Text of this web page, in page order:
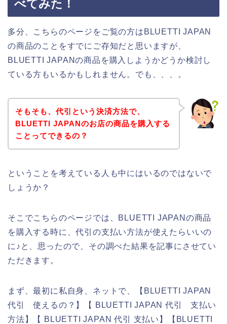
べてみた！
多分、こちらのページをご覧の方はBLUETTI JAPAN
の商品のことをすでにご存知だと思いますが、
BLUETTI JAPANの商品を購入しようかどうか検討し
ている方もいるかもしれません。でも、、、。
そもそも、代引という決済方法で、
BLUETTI JAPANのお店の商品を購入する
ことってできるの？
ということを考えている人も中にはいるのではないで
しょうか？
そこでこちらのページでは、BLUETTI JAPANの商品
を購入する時に、代引の支払い方法が使えたらいいの
に♪と、思ったので、その調べた結果を記事にさせてい
ただきます。
まず、最初に私自身、ネットで、【BLUETTI JAPAN
代引 使えるの？】【 BLUETTI JAPAN 代引 支払い
方法】【 BLUETTI JAPAN 代引 支払い】【BLUETTI